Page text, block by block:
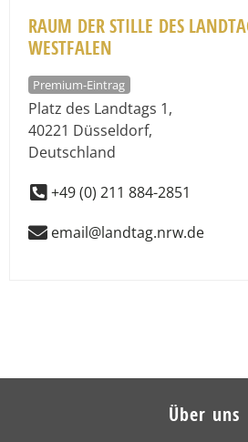
RAUM DER STILLE DES
WESTFALEN
Premium-Eintrag
Platz des Landtags 1,
40221 Düsseldorf,
Deutschland
+49 (0) 211 884-2851
email@landtag.nrw.de
Über uns